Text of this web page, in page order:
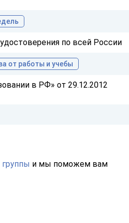
по всей России
от работы и учебы
в РФ» от 29.12.2012
группы и мы поможем вам